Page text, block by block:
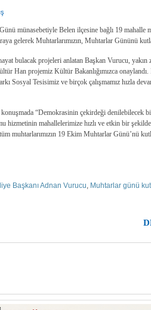
münasebetiyle Belen ilçesine bağlı 19 mahalle
gelerek Muhtarlarımızın, Muhtarlar Gününü
bulacak projeleri anlatan Başkan Vurucu, yakın
Han projemiz Kültür Bakanlığımızca onaylandı.
Sosyal Tesisimiz ve birçok çalışmamız hızla
“Demokrasinin çekirdeği denilebilecek
mahallelerimize hızlı ve etkin bir şekilde
muhtarlarımızın 19 Ekim Muhtarlar Günü’nü
Başkanı Adnan Vurucu, Muhtarlar günü